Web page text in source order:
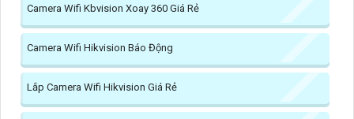
Camera Wifi Kbvision Xoay 360 Giá Rẻ
Camera Wifi Hikvision Báo Động
Lắp Camera Wifi Hikvision Giá Rẻ